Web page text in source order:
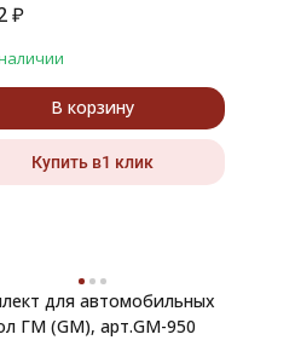
₽
В корзину
Купить в1 клик
для автомобильных
ГМ (GM), арт.GM-950